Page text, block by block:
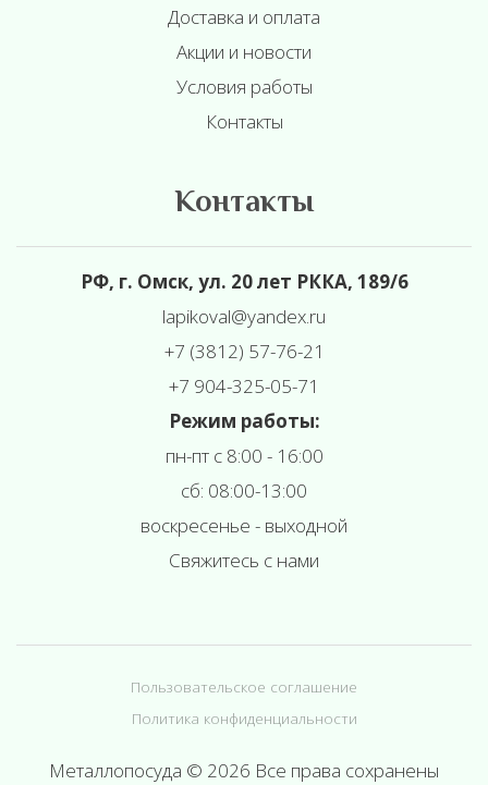
Доставка и оплата
Акции и новости
Условия работы
Контакты
Контакты
РФ, г. Омск, ул. 20 лет РККА, 189/6
lapikoval@yandex.ru
+7 (3812) 57-76-21
+7 904-325-05-71
Режим работы:
пн-пт с 8:00 - 16:00
сб: 08:00-13:00
воскресенье - выходной
Свяжитесь с нами
Пользовательское соглашение
Политика конфиденциальности
Металлопосуда © 2026 Все права сохранены